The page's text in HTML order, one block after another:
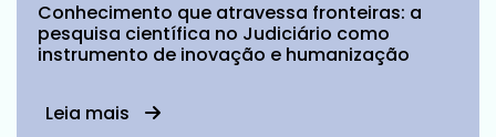
Conhecimento que atravessa fronteiras: a
pesquisa científica no Judiciário como
instrumento de inovação e humanização
Leia mais